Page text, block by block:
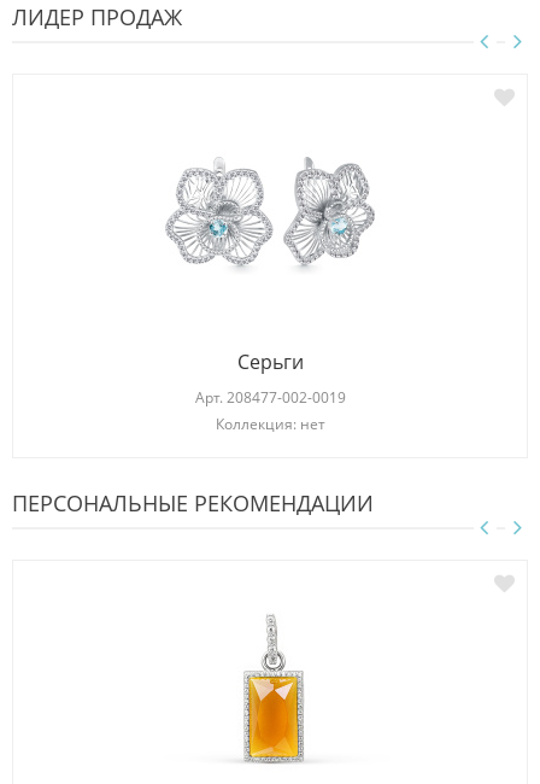
ЛИДЕР ПРОДАЖ
Серьги
Арт. 208477-002-0019
Коллекция: нет
ПЕРСОНАЛЬНЫЕ РЕКОМЕНДАЦИИ